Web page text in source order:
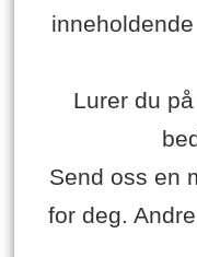
Lurer du
Send oss en
for deg.